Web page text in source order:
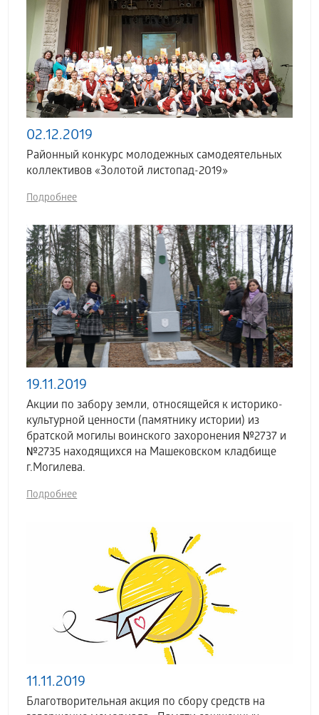
02.12.2019
Районный конкурс молодежных самодеятельных
коллективов «Золотой листопад-2019»
Подробнее
19.11.2019
Акции по забору земли, относящейся к историко-
культурной ценности (памятнику истории) из
братской могилы воинского захоронения №2737 и
№2735 находящихся на Машековском кладбище
г.Могилева.
Подробнее
11.11.2019
Благотворительная акция по сбору средств на